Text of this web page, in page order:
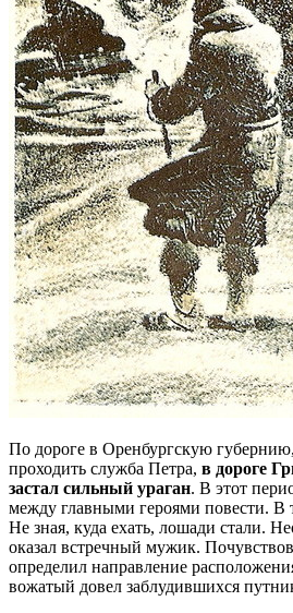
По дороге в Оренбургскую
проходить служба Петра, в дороге
застал сильный ураган. В этот
между главными героями повести. В
Не зная, куда ехать, лошади стали.
оказал встречный мужик.
определил направление
вожатый довел заблудившихся